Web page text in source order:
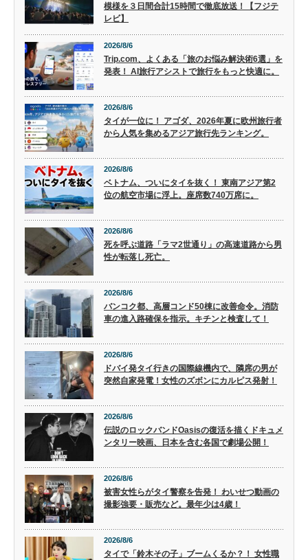
模様を３日間合計15時間で徹底放送！【フジテ
レビ】
2026/8/6
Trip.com、よくある「旅のお悩み解決術6選」を
発表！ AI旅行アシストで旅行をもっと快適に。
2026/8/6
タイが一位に！ アゴダ、2026年夏に欧州旅行者
から人気を集めるアジア旅行先ランキング。
2026/8/6
ベトナム、ついにタイを抜く！ 東南アジア第2
位の航空市場に浮上。座席数740万席に。
2026/8/6
死を呼ぶ道路「ラマ2世通り」の高速道路から男
性が転落し死亡。
2026/8/6
バンコク都、高層コンド50棟に改善命令。消防
車の進入路確保を指示。キチンと検査して！
2026/8/6
ドバイ発タイ行きの国際線機内で、隣席の男が
突然自家発電！女性のズボンにカルピス発射！
2026/8/6
伝説のロックバンドOasisの復活を描くドキュメ
ンタリー映画、日本を含む各国で劇場公開！
2026/8/6
被害女性らがタイ警察を告発！ わいせつ動画の
撮影強要・販売など。最年少は4歳！
2026/8/6
タイで「鈴木その子」ブームくるか？！ 女性職